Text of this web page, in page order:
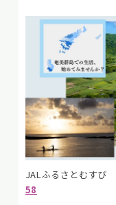
JALふるさとむすび
58